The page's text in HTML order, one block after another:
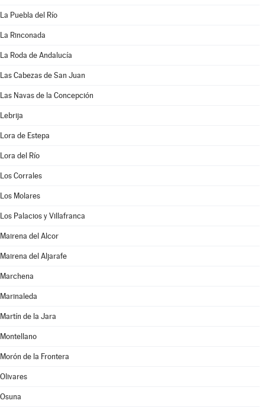
La Puebla del Río
La Rinconada
La Roda de Andalucía
Las Cabezas de San Juan
Las Navas de la Concepción
Lebrija
Lora de Estepa
Lora del Río
Los Corrales
Los Molares
Los Palacios y Villafranca
Mairena del Alcor
Mairena del Aljarafe
Marchena
Marinaleda
Martín de la Jara
Montellano
Morón de la Frontera
Olivares
Osuna